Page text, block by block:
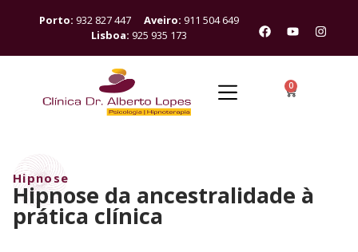
Porto: 932 827 447 Aveiro: 911 504 649
Lisboa: 925 935 173
0
Hipnose
Hipnose da ancestralidade à
prática clínica